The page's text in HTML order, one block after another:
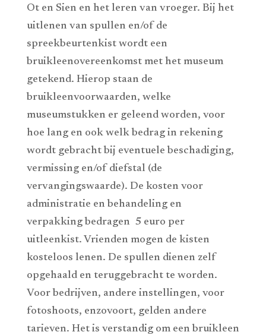
Ot en Sien en het leren van vroeger. Bij het
uitlenen van spullen en/of de
spreekbeurtenkist wordt een
bruikleenovereenkomst met het museum
getekend. Hierop staan de
bruikleenvoorwaarden, welke
museumstukken er geleend worden, voor
hoe lang en ook welk bedrag in rekening
wordt gebracht bij eventuele beschadiging,
vermissing en/of diefstal (de
vervangingswaarde). De kosten voor
administratie en behandeling en
verpakking bedragen 5 euro per
uitleenkist. Vrienden mogen de kisten
kosteloos lenen. De spullen dienen zelf
opgehaald en teruggebracht te worden.
Voor bedrijven, andere instellingen, voor
fotoshoots, enzovoort, gelden andere
tarieven. Het is verstandig om een bruikleen